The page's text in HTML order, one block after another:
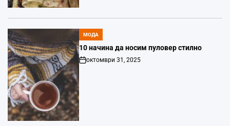
POSTED
IN
МОДА
10 начина да носим пуловер стилно
Post
октомври 31, 2025